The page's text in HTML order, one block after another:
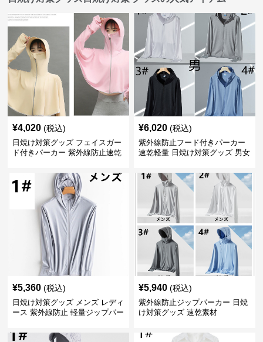
¥4,020 (税込)
日焼け対策グッズ フェイスガー
ド付きパーカー 紫外線防止速乾
¥6,020 (税込)
紫外線防止フード付きパーカー
速乾軽量 日焼け対策グッズ 男女
¥5,360 (税込)
日焼け対策グッズ メンズ レディ
ース 紫外線防止 軽量ジップパー
¥5,940 (税込)
紫外線防止ジップパーカー 日焼
け対策グッズ 速乾素材